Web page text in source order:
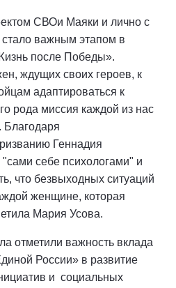
СВОи Маяки и лично с
важным этапом в
после Победы».
ждущих своих героев, к
адаптироваться к
рода миссия каждой из нас
Благодаря
Геннадия
себе психологами" и
что безвыходных ситуаций
женщине, которая
Мария Усова.
отметили важность вклада
России» в развитие
и социальных